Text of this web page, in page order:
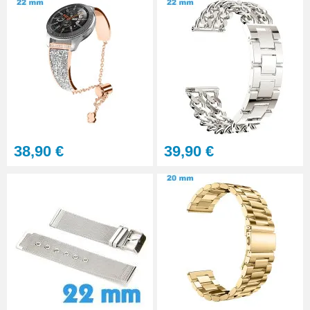
Sacoche pour réparation de
montre - 12 outils
Gros pointeau de pose
manipulation bracelet montre
Outil pointeau de pose suisse
professionnel BERGEON
28,90 €
38,90 € 39,90 €